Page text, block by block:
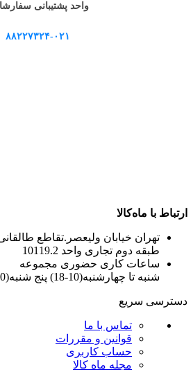
واحد پشتیبانی
۸۸۲۲۷۳۲۴-۰۲۱
ارتباط با ماه‌کالا
تهران خیابان ولیعصر.تقاطع
طبقه دوم تجاری واحد 10119.2
ساعات کاری حضوری مجموعه
شنبه تا چهارشنبه(10-18) پنج شنبه(10-14)
دسترسی سریع
تماس با ما
قوانین و مقررات
حساب کاربری
مجله ماه کالا